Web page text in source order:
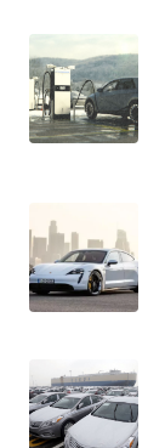
FORJASIDA
TAMBANG
JURNAL
MARITIM
BERKAT
NEWS